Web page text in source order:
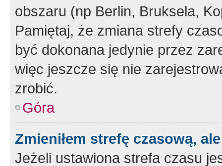
obszaru (np Berlin, Bruksela,
Pamiętaj, że zmiana strefy
być dokonana jedynie przez
więc jeszcze się nie
zrobić.
Góra
Zmieniłem strefę czasową,
Jeżeli ustawiona strefa czasu